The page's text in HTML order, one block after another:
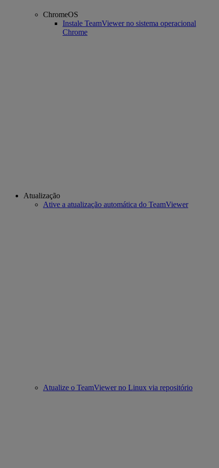
ChromeOS
Instale TeamViewer no sistema operacional
Chrome
Atualização
Ative a atualização automática do TeamViewer
Atualize o TeamViewer no Linux via repositório